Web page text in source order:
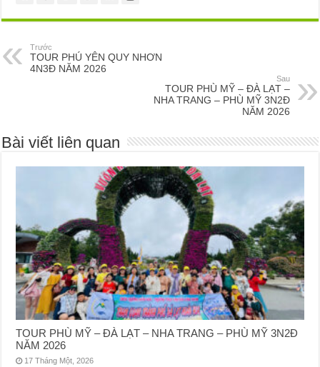
Trước
TOUR PHÚ YÊN QUY NHƠN
4N3Đ NĂM 2026
Sau
TOUR PHÙ MỸ – ĐÀ LẠT –
NHA TRANG – PHÙ MỸ 3N2Đ
NĂM 2026
Bài viết liên quan
TOUR PHÙ MỸ – ĐÀ LẠT – NHA TRANG – PHÙ MỸ 3N2Đ
NĂM 2026
17 Tháng Một, 2026